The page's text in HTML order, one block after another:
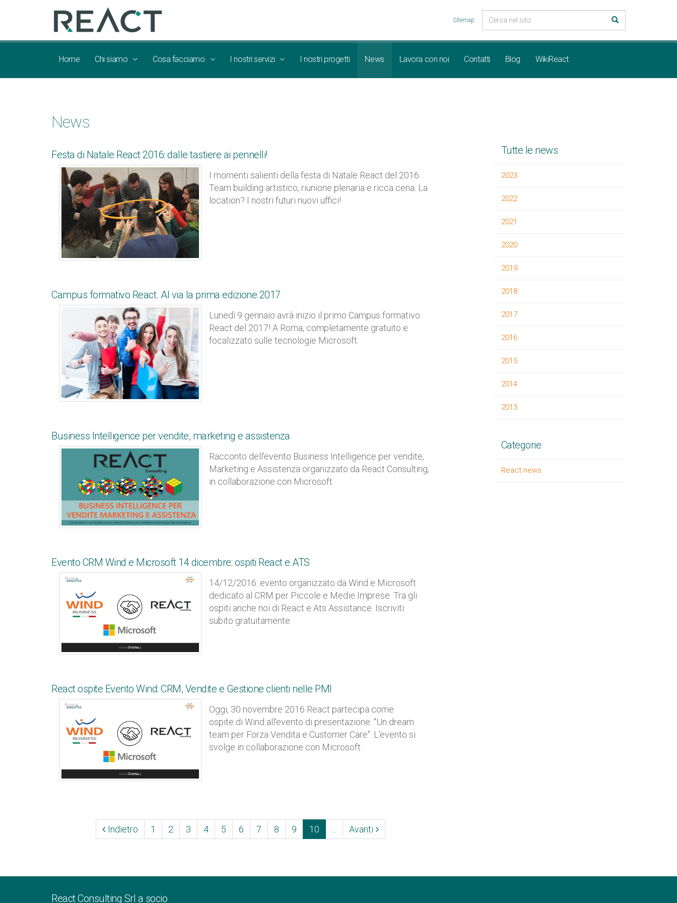
Home Chi siamo Cosa facciamo I nostri servizi I nostri progetti News Lavora con noi Contatti Blog WikiReact
Sitemap
News
Festa di Natale React 2016: dalle tastiere ai pennelli!
I momenti salienti della festa di Natale React del 2016.
Team building artistico, riunione plenaria e ricca cena. La
location? I nostri futuri nuovi uffici!
Campus formativo React. Al via la prima edizione 2017
Lunedì 9 gennaio avrà inizio il primo Campus formativo
React del 2017! A Roma, completamente gratuito e
focalizzato sulle tecnologie Microsoft.
Business Intelligence per vendite, marketing e assistenza
Racconto dell'evento Business Intelligence per vendite,
Marketing e Assistenza organizzato da React Consulting,
in collaborazione con Microsoft.
Evento CRM Wind e Microsoft 14 dicembre: ospiti React e ATS
14/12/2016: evento organizzato da Wind e Microsoft
dedicato al CRM per Piccole e Medie Imprese. Tra gli
ospiti anche noi di React e Ats Assistance. Iscriviti
subito gratuitamente.
React ospite Evento Wind: CRM, Vendite e Gestione clienti nelle PMI
Oggi, 30 novembre 2016 React partecipa come
ospite di Wind all'evento di presentazione: "Un dream
team per Forza Vendita e Customer Care". L'evento si
svolge in collaborazione con Microsoft.
Indietro 1 2 3 4 5 6 7 8 9 10(current)Avanti
Tutte le news
2023
2022
2021
2020
2019
2018
2017
2016
2015
2014
2013
Categorie
React news
React Consulting Srl a socio